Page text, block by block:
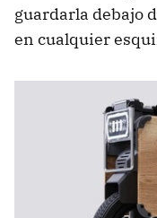
guardarla debajo
en cualquier